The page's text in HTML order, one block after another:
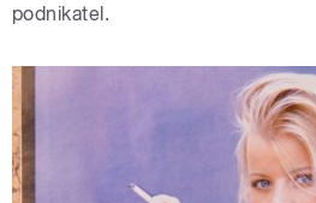
podnikatel.